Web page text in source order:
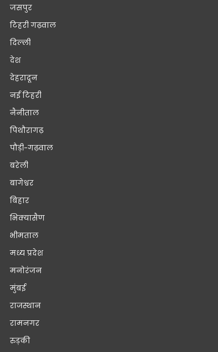
जसपुर
टिहरी गढ़वाल
दिल्ली
देश
देहरादून
नई टिहरी
नैनीताल
पिथौरागढ़
पौड़ी-गढ़वाल
बरेली
बागेश्वर
बिहार
भिक्यासैण
भीमताल
मध्य प्रदेश
मनोरंजन
मुंबई
राजस्थान
रामनगर
रुड़की